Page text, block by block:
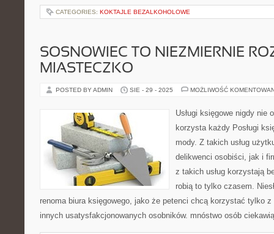
CATEGORIES: KOKTAJLE BEZALKOHOLOWE
SOSNOWIEC TO NIEZMIERNIE
MIASTECZKO
POSTED BY ADMIN SIE - 29 - 2025 MOŻLIWOŚĆ
Usługi księgowe nigdy nie
korzysta każdy Posługi
mody. Z takich usług
delikwenci osobiści, jak i
z takich usług korzystają
robią to tylko czasem.
renoma biura księgowego, jako że petenci chcą korzystać tylko z
innych usatysfakcjonowanych osobników. mnóstwo osób